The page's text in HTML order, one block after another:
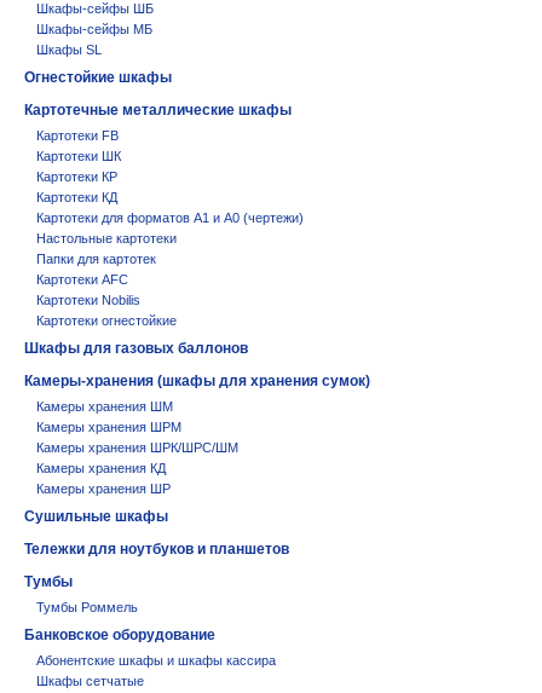
Шкафы-сейфы ШБ
Шкафы-сейфы МБ
Шкафы SL
Огнестойкие шкафы
Картотечные металлические шкафы
Картотеки FB
Картотеки ШК
Картотеки КР
Картотеки КД
Картотеки для форматов А1 и А0 (чертежи)
Настольные картотеки
Папки для картотек
Картотеки AFC
Картотеки Nobilis
Картотеки огнестойкие
Шкафы для газовых баллонов
Камеры-хранения (шкафы для хранения сумок)
Камеры хранения ШМ
Камеры хранения ШРМ
Камеры хранения ШРК/ШРС/ШМ
Камеры хранения КД
Камеры хранения ШР
Сушильные шкафы
Тележки для ноутбуков и планшетов
Тумбы
Тумбы Роммель
Банковское оборудование
Абонентские шкафы и шкафы кассира
Шкафы сетчатые